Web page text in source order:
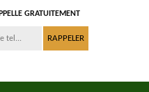
GRATUITEMENT